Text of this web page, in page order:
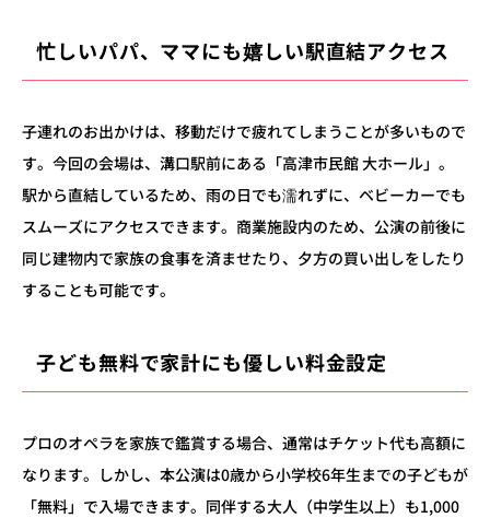
忙しいパパ、ママにも嬉しい駅直結アクセス
子連れのお出かけは、移動だけで疲れてしまうことが多いもので
す。今回の会場は、溝口駅前にある「高津市民館 大ホール」。
駅から直結しているため、雨の日でも濡れずに、ベビーカーでも
スムーズにアクセスできます。商業施設内のため、公演の前後に
同じ建物内で家族の食事を済ませたり、夕方の買い出しをしたり
することも可能です。
子ども無料で家計にも優しい料金設定
プロのオペラを家族で鑑賞する場合、通常はチケット代も高額に
なります。しかし、本公演は0歳から小学校6年生までの子どもが
「無料」で入場できます。同伴する大人（中学生以上）も1,000